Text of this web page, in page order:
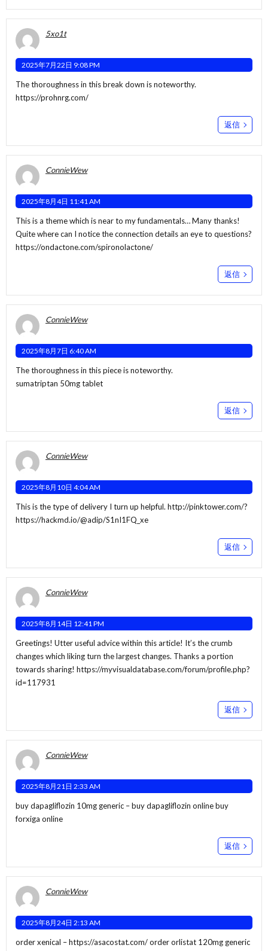
5xo1t
2025年7月22日 9:08 PM
The thoroughness in this break down is noteworthy.
https://prohnrg.com/
返信
ConnieWew
2025年8月4日 11:41 AM
This is a theme which is near to my fundamentals… Many thanks!
Quite where can I notice the connection details an eye to questions?
https://ondactone.com/spironolactone/
返信
ConnieWew
2025年8月7日 6:40 AM
The thoroughness in this piece is noteworthy.
sumatriptan 50mg tablet
返信
ConnieWew
2025年8月10日 4:04 AM
This is the type of delivery I turn up helpful. http://pinktower.com/?
https://hackmd.io/@adip/S1nI1FQ_xe
返信
ConnieWew
2025年8月14日 12:41 PM
Greetings! Utter useful advice within this article! It’s the crumb
changes which liking turn the largest changes. Thanks a portion
towards sharing! https://myvisualdatabase.com/forum/profile.php?
id=117931
返信
ConnieWew
2025年8月21日 2:33 AM
buy dapagliflozin 10mg generic –buy dapagliflozin onlinebuy
forxiga online
返信
ConnieWew
2025年8月24日 2:13 AM
order xenical –https://asacostat.com/order orlistat 120mg generic